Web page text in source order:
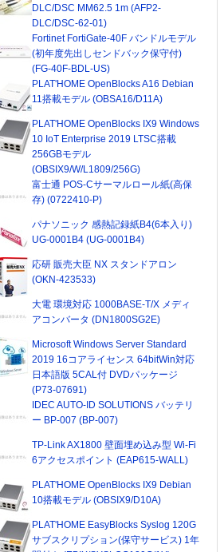
DLC/DSC MM62.5 1m (AFP2-
DLC/DSC-62-01)
Fortinet FortiGate-40F バンドルモデル
(初年度先出しセンドバック保守付)
(FG-40F-BDL-US)
PLAT'HOME OpenBlocks A16 Debian
11搭載モデル (OBSA16/D11A)
PLAT'HOME OpenBlocks IX9 Windows
10 IoT Enterprise 2019 LTSC搭載
256GBモデル
(OBSIX9/W/L1809/256G)
富士通 POS-Cサーマルロール紙(高保
存) (0722410-P)
パナソニック 感熱記録紙B4(6本入り)
UG-0001B4 (UG-0001B4)
応研 販売大臣 NX スタンドアロン
(OKN-423533)
大電 環境対応 1000BASE-T/X メディ
アコンバータ (DN1800SG2E)
Microsoft Windows Server Standard
2019 16コアライセンス 64bitWin対応
日本語版 5CAL付 DVDパッケージ
(P73-07691)
IDEC AUTO-ID SOLUTIONS バッテリ
ー BP-007 (BP-007)
TP-Link AX1800 壁面埋め込み型 Wi-Fi
6アクセスポイント (EAP615-WALL)
PLAT'HOME OpenBlocks IX9 Debian
10搭載モデル (OBSIX9/D10A)
PLAT'HOME EasyBlocks Syslog 120G
サブスクリプション(保守サービス) 1年